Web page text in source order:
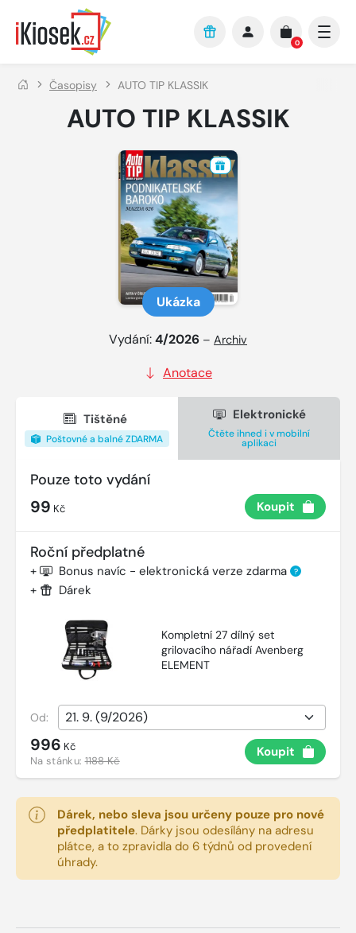
Přejít na hlavní obsah
0
Časopisy AUTO TIP KLASSIK
AUTO TIP KLASSIK
Ukázka
Vydání:4/2026 – Archiv
Anotace
Tištěné
Poštovné a balné ZDARMA
Elektronické
Čtěte ihned i v mobilní
aplikaci
Pouze toto vydání
99 Kč Koupit
Roční předplatné
+ Bonus navíc - elektronická verze zdarma ?
+ Dárek
Kompletní 27 dílný set
grilovacího nářadí Avenberg
ELEMENT
Od:
996 Kč
Na stánku:1188 Kč
Koupit
Dárek, nebo sleva jsou určeny pouze pro nové
předplatitele. Dárky jsou odesílány na adresu
plátce, a to zpravidla do 6 týdnů od provedení
úhrady.